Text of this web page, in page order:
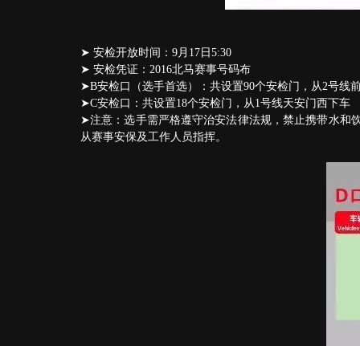
➤ 安检开放时间：9月17日5:30
➤ 安检凭证：2016北马赛事号码布
➤B安检口（选手首选）：共设置90个安检门，从2号线
➤C安检口：共设置18个安检门，从1号线天安门西下车
➤注意：选手需严格遵守治安法律法规，禁止携带水和
从赛事安保及工作人员指挥。